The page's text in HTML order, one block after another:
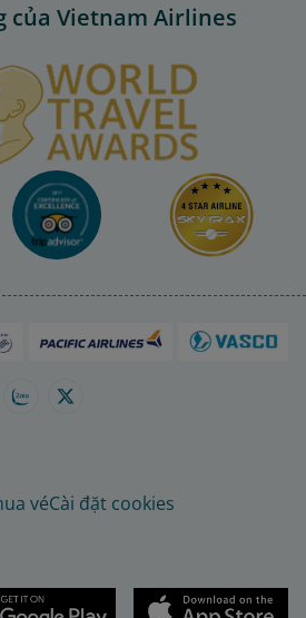
của Vietnam Airlines
véCài đặt cookies